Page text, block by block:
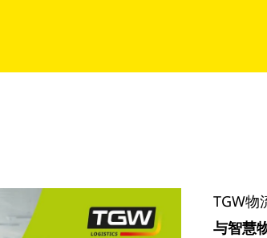
TGW物
与智慧